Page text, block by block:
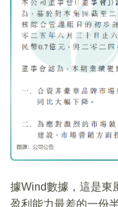
據Wind數據，這是東
盈利能力最差的一份